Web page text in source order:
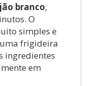
branco,
O
simples e
frigideira
ingredientes
em